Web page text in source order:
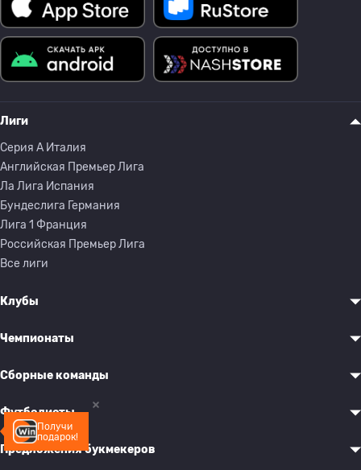
Получи
подарок!
Лиги
Серия A Италия
Английская Премьер Лига
Ла Лига Испания
Бундеслига Германия
Лига 1 Франция
Российская Премьер Лига
Все лиги
Клубы
Чемпионаты
Сборные команды
Футболисты
Предложения букмекеров